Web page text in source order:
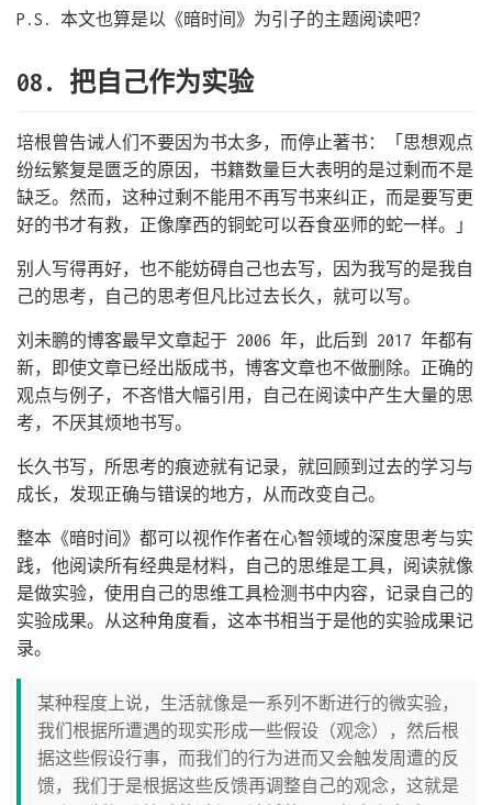
P.S. 本文也算是以《暗时间》为引子的主题阅读吧？
08. 把自己作为实验
培根曾告诫人们不要因为书太多，而停止著书：「思想观点
纷纭繁复是匮乏的原因，书籍数量巨大表明的是过剩而不是
缺乏。然而，这种过剩不能用不再写书来纠正，而是要写更
好的书才有救，正像摩西的铜蛇可以吞食巫师的蛇一样。」
别人写得再好，也不能妨碍自己也去写，因为我写的是我自
己的思考，自己的思考但凡比过去长久，就可以写。
刘未鹏的博客最早文章起于 2006 年，此后到 2017 年都有
新，即使文章已经出版成书，博客文章也不做删除。正确的
观点与例子，不吝惜大幅引用，自己在阅读中产生大量的思
考，不厌其烦地书写。
长久书写，所思考的痕迹就有记录，就回顾到过去的学习与
成长，发现正确与错误的地方，从而改变自己。
整本《暗时间》都可以视作作者在心智领域的深度思考与实
践，他阅读所有经典是材料，自己的思维是工具，阅读就像
是做实验，使用自己的思维工具检测书中内容，记录自己的
实验成果。从这种角度看，这本书相当于是他的实验成果记
录。
某种程度上说，生活就像是一系列不断进行的微实验，
我们根据所遭遇的现实形成一些假设（观念），然后根
据这些假设行事，而我们的行为进而又会触发周遭的反
馈，我们于是根据这些反馈再调整自己的观念，这就是